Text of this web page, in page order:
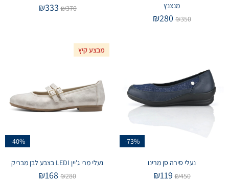
מנצנץ
₪350
₪280
₪370
₪333
-73%
נעלי סירה סן מרינו
₪450
₪119
מבצע קיץ
-40%
נעלי מרי ג'יין LEDI בצבע לבן מבריק
₪280
₪168